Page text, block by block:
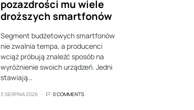
pozazdrości mu wiele
droższych smartfonów
Segment budżetowych smartfonów
nie zwalnia tempa, a producenci
wciąż próbują znaleźć sposób na
wyróżnienie swoich urządzeń. Jedni
stawiają…
3 SIERPNIA 2026 0 COMMENTS